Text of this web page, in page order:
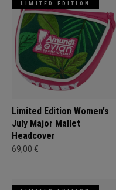
LIMITED EDITION
Limited Edition Women's
July Major Mallet
Headcover
69,00 €